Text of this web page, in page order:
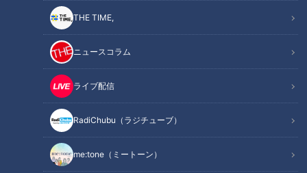
THE TIME,
ニュースコラム
ライブ配信
RadiChubu（ラジチューブ）
me:tone（ミートーン）
一体誰が買うの？骨董市で見か
けた謎の置き物の行方
フランス人は菓子店「シャトレ
ーゼ」の店名に顔を赤らめる？
母を泣かせた息子、亡き父を慌